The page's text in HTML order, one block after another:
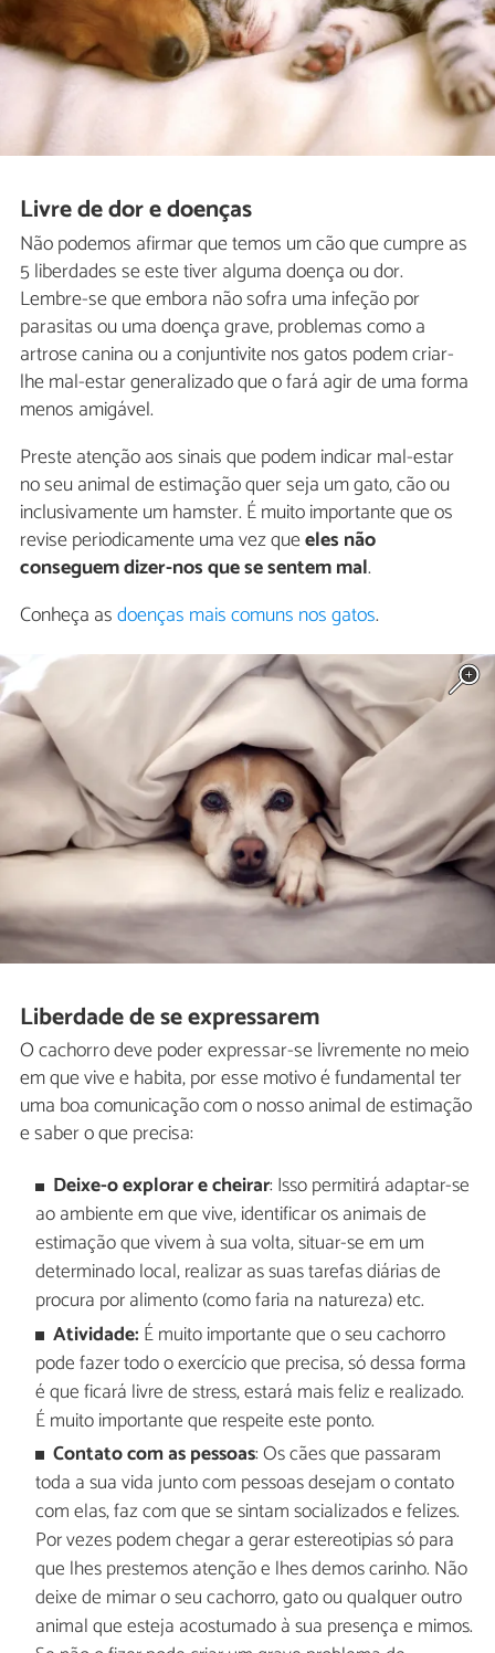
Livre de dor e doenças
Não podemos afirmar que temos um cão que cumpre as
5 liberdades se este tiver alguma doença ou dor.
Lembre-se que embora não sofra uma infeção por
parasitas ou uma doença grave, problemas como a
artrose canina ou a conjuntivite nos gatos podem criar-
lhe mal-estar generalizado que o fará agir de uma forma
menos amigável.
Preste atenção aos sinais que podem indicar mal-estar
no seu animal de estimação quer seja um gato, cão ou
inclusivamente um hamster. É muito importante que os
revise periodicamente uma vez queeles não
conseguem dizer-nos que se sentem mal.
Conheça asdoenças mais comuns nos gatos.
Liberdade de se expressarem
O cachorro deve poder expressar-se livremente no meio
em que vive e habita, por esse motivo é fundamental ter
uma boa comunicação com o nosso animal de estimação
e saber o que precisa:
Deixe-o explorar e cheirar: Isso permitirá adaptar-se
ao ambiente em que vive, identificar os animais de
estimação que vivem à sua volta, situar-se em um
determinado local, realizar as suas tarefas diárias de
procura por alimento (como faria na natureza) etc.
Atividade: É muito importante que o seu cachorro
pode fazer todo o exercício que precisa, só dessa forma
é que ficará livre de stress, estará mais feliz e realizado.
É muito importante que respeite este ponto.
Contato com as pessoas: Os cães que passaram
toda a sua vida junto com pessoas desejam o contato
com elas, faz com que se sintam socializados e felizes.
Por vezes podem chegar a gerar estereotipias só para
que lhes prestemos atenção e lhes demos carinho. Não
deixe de mimar o seu cachorro, gato ou qualquer outro
animal que esteja acostumado à sua presença e mimos.